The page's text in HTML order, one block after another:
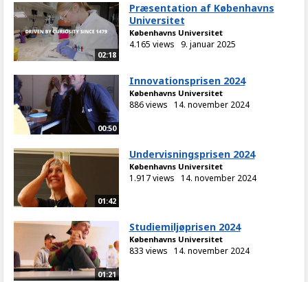
02:18
Præsentation af Københavns
Universitet
Københavns Universitet
4.165 views 9. januar 2025
00:50
Innovationsprisen 2024
Københavns Universitet
886 views 14. november 2024
01:42
Undervisningsprisen 2024
Københavns Universitet
1.917 views 14. november 2024
01:21
Studiemiljøprisen 2024
Københavns Universitet
833 views 14. november 2024